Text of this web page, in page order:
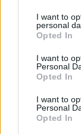
not limited to
grant or deny
use your data
consent section.
I want to
personal
Opted In
I want to
Personal
Opted In
I want to
Personal
Opted In
ΘΕΣΣΑΛΙΑ,